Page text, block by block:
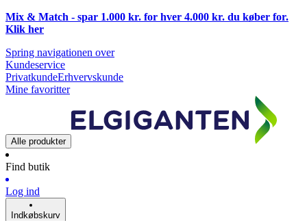
Mix & Match - spar 1.000 kr. for hver 4.000 kr. du køber for.
Klik her
Spring navigationen over
Kundeservice
PrivatkundeErhvervskunde
Mine favoritter
Alle produkter
Find butik
Log ind
Indkøbskurv